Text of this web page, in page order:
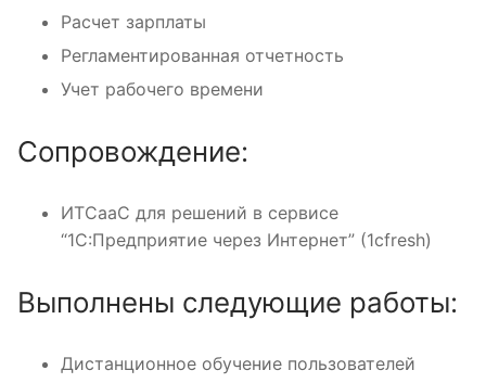
Расчет зарплаты
Регламентированная отчетность
Учет рабочего времени
Сопровождение:
ИТСааС для решений в сервисе
“1С:Предприятие через Интернет” (1cfresh)
Выполнены следующие работы:
Дистанционное обучение пользователей